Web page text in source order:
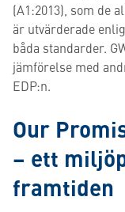
(A1:2013), som de
är utvärderade
båda standarder.
jämförelse med
EDP:n.
Our
– ett
framtiden